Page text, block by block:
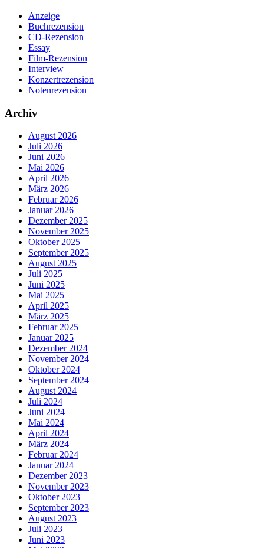
Anzeige
Buchrezension
CD-Rezension
Essay
Film-Rezension
Interview
Konzertrezension
Notenrezension
Archiv
August 2026
Juli 2026
Juni 2026
Mai 2026
April 2026
März 2026
Februar 2026
Januar 2026
Dezember 2025
November 2025
Oktober 2025
September 2025
August 2025
Juli 2025
Juni 2025
Mai 2025
April 2025
März 2025
Februar 2025
Januar 2025
Dezember 2024
November 2024
Oktober 2024
September 2024
August 2024
Juli 2024
Juni 2024
Mai 2024
April 2024
März 2024
Februar 2024
Januar 2024
Dezember 2023
November 2023
Oktober 2023
September 2023
August 2023
Juli 2023
Juni 2023